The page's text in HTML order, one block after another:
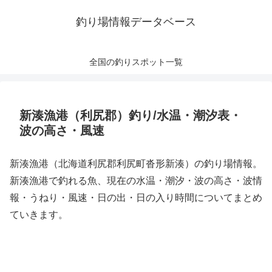
釣り場情報データベース
全国の釣りスポット一覧
新湊漁港（利尻郡）釣り/水温・潮汐表・
波の高さ・風速
新湊漁港（北海道利尻郡利尻町沓形新湊）の釣り場情報。
新湊漁港で釣れる魚、現在の水温・潮汐・波の高さ・波情
報・うねり・風速・日の出・日の入り時間についてまとめ
ていきます。